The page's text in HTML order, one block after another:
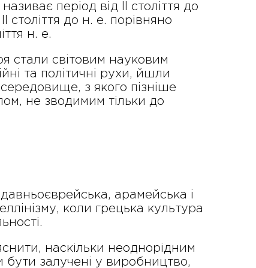
період від II століття до
століття до н. е. порівняно
н. е.
стали світовим науковим
та політичні рухи, йшли
з якого пізніше
не зводимим тільки до
арамейська і
коли грецька культура
наскільки неоднорідним
бути залучені у виробництво,